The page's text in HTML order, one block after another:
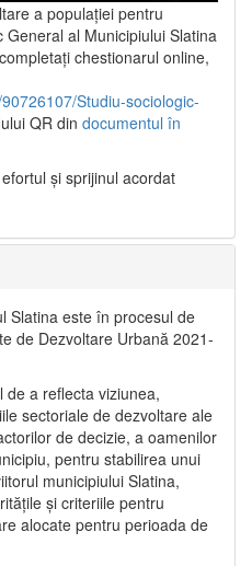
a populaţiei pentru
al Municipiului Slatina
chestionarul online,
Studiu-sociologic-
QR din documentul în
şi sprijinul acordat
Slatina este în procesul de
de Dezvoltare Urbană 2021‐
de a reflecta viziunea,
sectoriale de dezvoltare ale
de decizie, a oamenilor
pentru stabilirea unui
municipiului Slatina,
și criteriile pentru
alocate pentru perioada de